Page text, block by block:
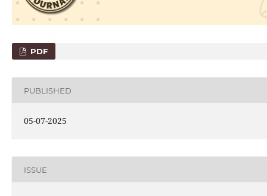
PDF
PUBLISHED
05-07-2025
ISSUE